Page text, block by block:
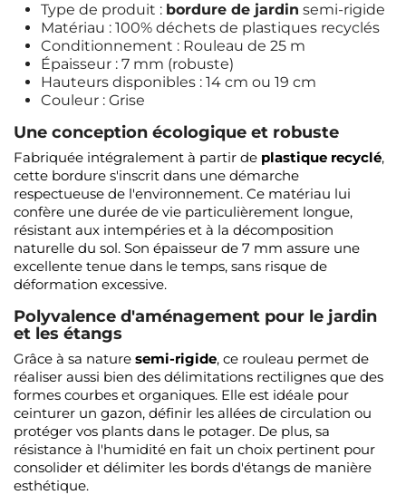
Type de produit : bordure de jardin semi-rigide
Matériau : 100% déchets de plastiques recyclés
Conditionnement : Rouleau de 25 m
Épaisseur : 7 mm (robuste)
Hauteurs disponibles : 14 cm ou 19 cm
Couleur : Grise
Une conception écologique et robuste
Fabriquée intégralement à partir de plastique recyclé,
cette bordure s'inscrit dans une démarche
respectueuse de l'environnement. Ce matériau lui
confère une durée de vie particulièrement longue,
résistant aux intempéries et à la décomposition
naturelle du sol. Son épaisseur de 7 mm assure une
excellente tenue dans le temps, sans risque de
déformation excessive.
Polyvalence d'aménagement pour le jardin
et les étangs
Grâce à sa nature semi-rigide, ce rouleau permet de
réaliser aussi bien des délimitations rectilignes que des
formes courbes et organiques. Elle est idéale pour
ceinturer un gazon, définir les allées de circulation ou
protéger vos plants dans le potager. De plus, sa
résistance à l'humidité en fait un choix pertinent pour
consolider et délimiter les bords d'étangs de manière
esthétique.